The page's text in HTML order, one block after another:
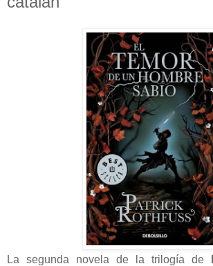
La segunda novela de la trilogía de